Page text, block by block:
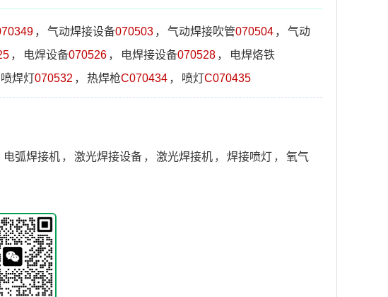
， 气动焊接设备070503 ， 气动焊接吹管070504 ，
气动
， 电焊设备070526 ， 电焊接设备070528 ，
电焊烙铁
喷焊灯070532 ， 热焊枪C070434 ， 喷灯C070435
电弧焊接机 ， 激光焊接设备 ， 激光焊接机 ， 焊接喷灯 ，
氧气